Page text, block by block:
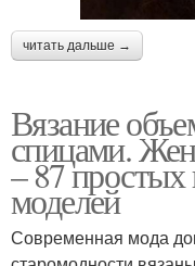
читать дальше →
Вязание
спицами.
– 87
моделей
Современная мода